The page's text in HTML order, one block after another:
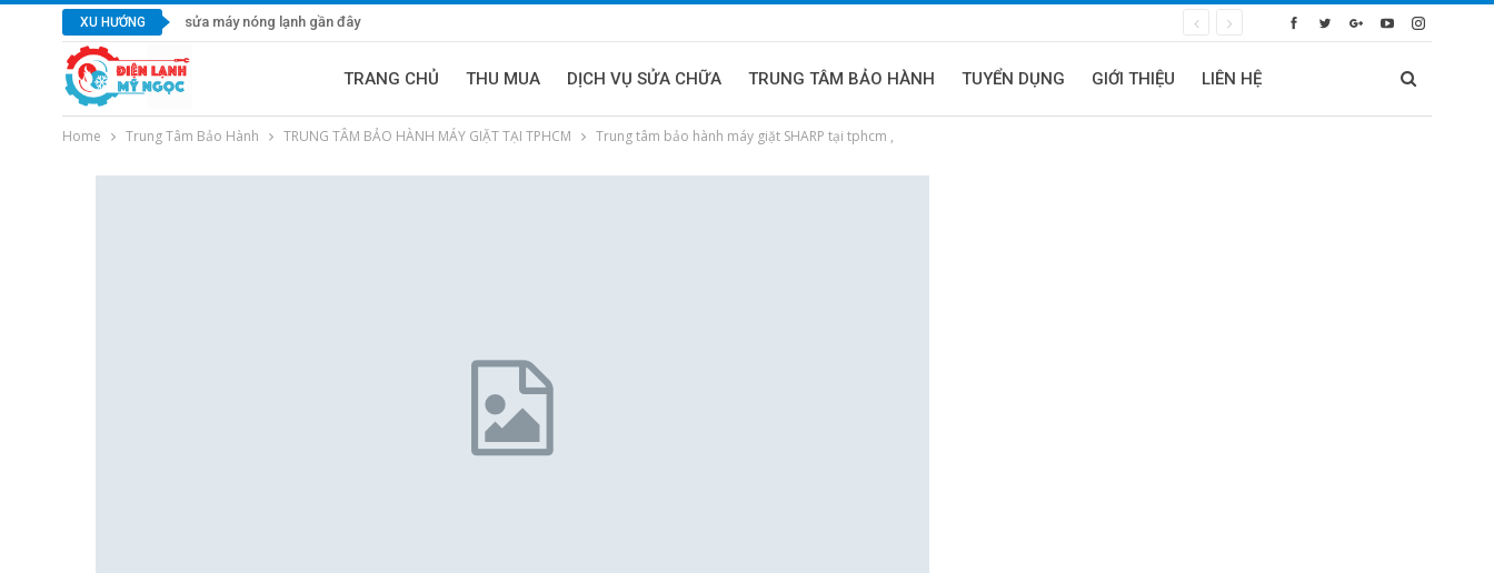
XU HƯỚNG sửa máy nóng lạnh gần đây
TRANG CHỦ THU MUA DỊCH VỤ SỬA CHỮA TRUNG TÂM BẢO HÀNH TUYỂN DỤNG GIỚI THIỆU LIÊN HỆ
Home Trung Tâm Bảo Hành TRUNG TÂM BẢO HÀNH MÁY GIẶT TẠI TPHCM Trung tâm bảo hành máy giặt SHARP tại tphcm ,